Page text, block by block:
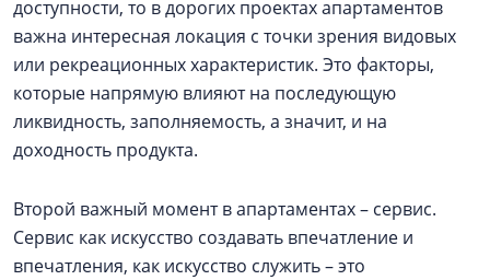
доступности, то в дорогих проектах апартаментов
важна интересная локация с точки зрения видовых
или рекреационных характеристик. Это факторы,
которые напрямую влияют на последующую
ликвидность, заполняемость, а значит, и на
доходность продукта.
Второй важный момент в апартаментах – сервис.
Сервис как искусство создавать впечатление и
впечатления, как искусство служить – это